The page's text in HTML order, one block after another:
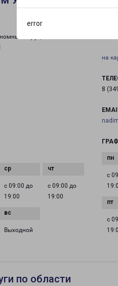
error
округ, Новый
с 09:00 до
19:00
с 09:00 до
19:00
Выходной
на
8
с
с
по области